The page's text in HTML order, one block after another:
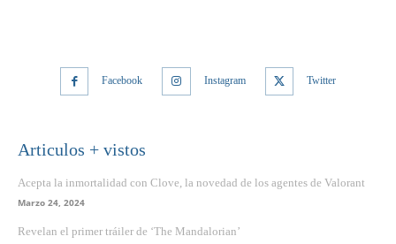
Facebook Instagram Twitter
Articulos + vistos
Acepta la inmortalidad con Clove, la novedad de los agentes de Valorant
Marzo 24, 2024
Revelan el primer tráiler de ‘The Mandalorian’